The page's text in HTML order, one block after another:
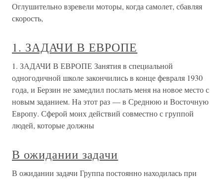
Оглушительно взревели моторы, когда самолет, сбавляя
скорость,
1. ЗАДАЧИ В ЕВРОПЕ
1. ЗАДАЧИ В ЕВРОПЕ Занятия в специальной
одногодичной школе закончились в конце февраля 1930
года, и Берзин не замедлил послать меня на новое место с
новым заданием. На этот раз — в Среднюю и Восточную
Европу. Сферой моих действий совместно с группой
людей, которые должны
В ожидании задачи
В ожидании задачи Группа постоянно находилась при